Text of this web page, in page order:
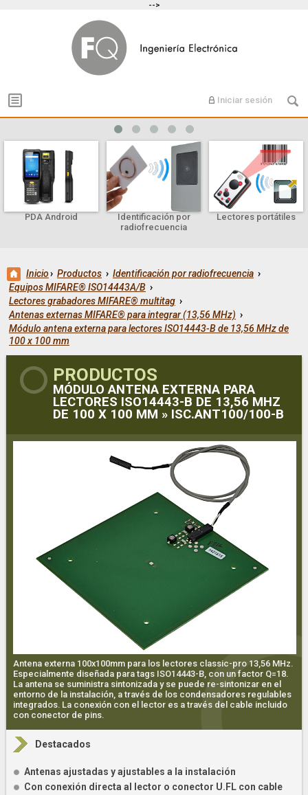
-->
Iniciar sesión
PDA Android
Identificación por
radiofrecuencia
Lectores portátiles
Inicio› Productos › Identificación por radiofrecuencia ›
Equipos MIFARE® ISO14443A/B ›
Lectores grabadores MIFARE® multitag ›
Antenas externas MIFARE® para integrar (13,56 MHz) ›
Módulo antena externa para lectores ISO14443-B de 13,56 MHz de
100 x 100 mm
PRODUCTOS
MÓDULO ANTENA EXTERNA PARA
LECTORES ISO14443-B DE 13,56 MHZ
DE 100 X 100 MM » ISC.ANT100/100-B
Antena externa 100x100mm para los lectores classic-pro 13,56 MHz.
Especialmente diseñada para tags ISO14443-B, con un factor Q=18.
La antena se suministra sintonizada y se puede re-sintonizar en el
entorno de la instalación, a través de los condensadores regulables
integrados. La conexión con el lector es a través del cable incluido
con conector de pins.
Destacados
Antenas ajustadas y ajustables a la instalación
Con conexión directa al lector o conector U.FL con cable